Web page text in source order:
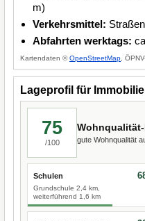
m)
Verkehrsmittel:
Abfahrten werktags:
Kartendaten ©OpenStreetMap ,
Lageprofil für
75
/100 gute Wohnqualität
Schulen
Grundschule 2,4 km,
weiterführend 1,6 km